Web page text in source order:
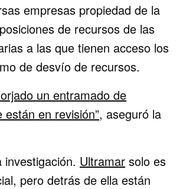
empresas propiedad de la
de recursos de las
a las que tienen acceso los
de desvío de recursos.
un entramado de
en revisión”, aseguró la
investigación. Ultramar solo es
pero detrás de ella están